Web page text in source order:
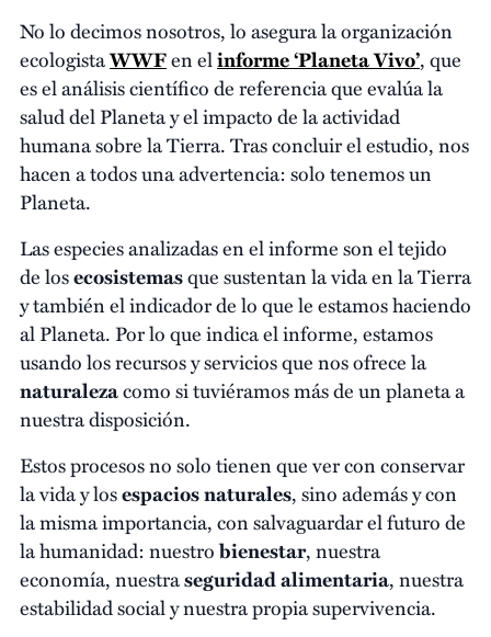
No lo decimos nosotros, lo asegura la organización
ecologistaWWFen elinforme ‘Planeta Vivo’, que
es el análisis científico de referencia que evalúa la
salud del Planeta y el impacto de la actividad
humana sobre la Tierra. Tras concluir el estudio, nos
hacen a todos una advertencia: solo tenemos un
Planeta.
Las especies analizadas en el informe son el tejido
de losecosistemasque sustentan la vida en la Tierra
y también el indicador de lo que le estamos haciendo
al Planeta. Por lo que indica el informe, estamos
usando los recursos y servicios que nos ofrece la
naturalezacomo si tuviéramos más de un planeta a
nuestra disposición.
Estos procesos no solo tienen que ver con conservar
la vida y losespacios naturales, sino además y con
la misma importancia, con salvaguardar el futuro de
la humanidad: nuestrobienestar, nuestra
economía, nuestraseguridad alimentaria, nuestra
estabilidad social y nuestra propia supervivencia.